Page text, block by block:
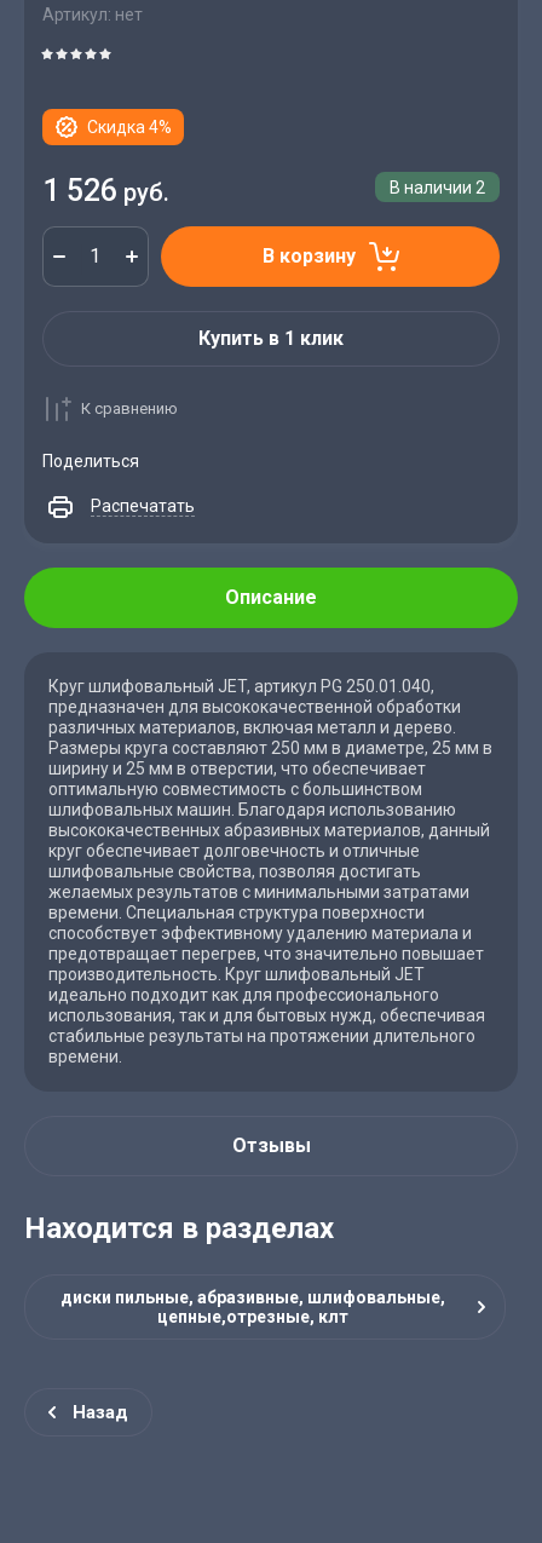
Артикул: нет
Скидка 4%
В наличии 2
1 526 руб.
В корзину
Купить в 1 клик
К сравнению
Поделиться
Распечатать
Описание
Круг шлифовальный JET, артикул PG 250.01.040,
предназначен для высококачественной обработки
различных материалов, включая металл и дерево.
Размеры круга составляют 250 мм в диаметре, 25 мм в
ширину и 25 мм в отверстии, что обеспечивает
оптимальную совместимость с большинством
шлифовальных машин. Благодаря использованию
высококачественных абразивных материалов, данный
круг обеспечивает долговечность и отличные
шлифовальные свойства, позволяя достигать
желаемых результатов с минимальными затратами
времени. Специальная структура поверхности
способствует эффективному удалению материала и
предотвращает перегрев, что значительно повышает
производительность. Круг шлифовальный JET
идеально подходит как для профессионального
использования, так и для бытовых нужд, обеспечивая
стабильные результаты на протяжении длительного
времени.
Отзывы
Находится в разделах
диски пильные, абразивные, шлифовальные,
цепные,отрезные, клт
Назад